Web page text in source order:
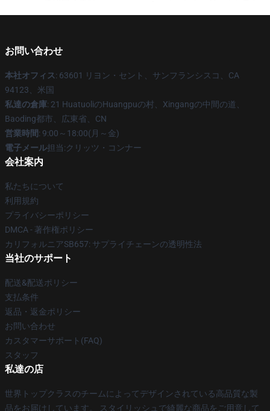
お問い合わせ
本社オフィス: 63601 リヨン・セント、サンフランシスコ、CA
94123、米国
私達の倉庫: 21 HuatuoliのHuangpuの村、Xingangの中間の道、
Baoding都市、広東省、CN
営業時間: 9:00～18:00(月～金)
電子メール担当:クリッツ・コンナー
会社案内
私たちについて
利用規約
プライバシーポリシー
DMCA - 著作権ポリシー
カリフォルニアSB657: サプライチェーンの透明性法
当社のサポート
配送&配送ポリシー
支払条件
返品・返金ポリシー
お問い合わせ
カスタマーサポート(FAQ)
スタッフ
私達の店
世界トップクラスのチームによってデザインされている高品質な製
品をお届けしています。 スタイリッシュで綺麗な商品をご用意して